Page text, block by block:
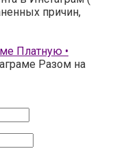
причин,
Платную •
Разом на